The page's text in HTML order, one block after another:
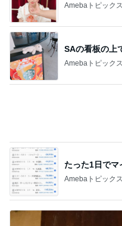
Amebaトピックス
SAの看板の上
Amebaトピックス
たった1日でマ
Amebaトピックス